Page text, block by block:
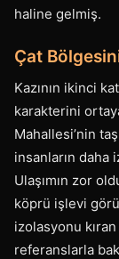
haline gelmiş.
Çat
Kazının ikinci
karakterini
Mahallesi’nin
insanların daha
Ulaşımın zor
köprü işlevi
izolasyonu
referanslarla